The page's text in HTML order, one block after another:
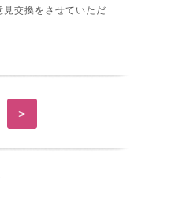
交換をさせていただ
>